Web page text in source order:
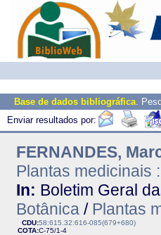
Base de dados bibliográfica.
Enviar resultados por:
FERNANDES,
Plantas medicinais
In: Boletim Geral
Botânica / Plantas
CDU:58:615.32:616-085(679+680)
COTA:C-75/1-4